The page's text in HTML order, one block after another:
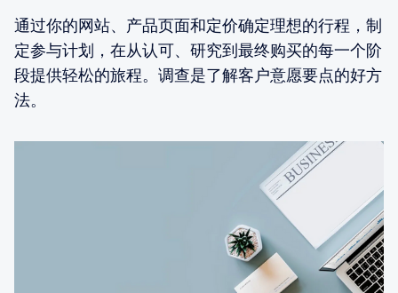
通过你的网站、产品页面和定价确定理想的行程，制
定参与计划，在从认可、研究到最终购买的每一个阶
段提供轻松的旅程。调查是了解客户意愿要点的好方
法。